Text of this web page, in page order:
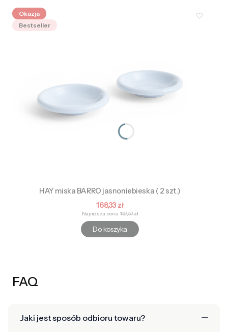
Okazja
Bestseller
HAY miska BARRO jasnoniebieska ( 2 szt.)
Cena promocyjna
168,33 zł
Najniższa cena:167,57 zł
Do koszyka
FAQ
Jaki jest sposób odbioru towaru?